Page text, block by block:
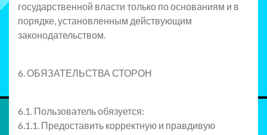
государственной власти только по основаниям и в
порядке, установленным действующим
законодательством.
6. ОБЯЗАТЕЛЬСТВА СТОРОН
6.1. Пользователь обязуется:
6.1.1. Предоставить корректную и правдивую